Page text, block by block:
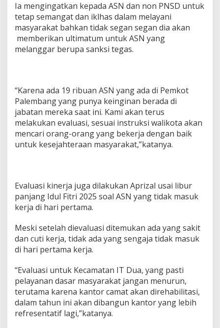
N
U
a
i
L
L
e
b
a
a
n
Ia mengingatkan kepada ASN dan non PNSD untuk
tetap semangat dan iklhas dalam melayani
masyarakat bahkan tidak segan segan dia akan
memberikan ultimatum untuk ASN yang
melanggar berupa sanksi tegas.
“Karena ada 19 ribuan ASN yang ada di Pemkot
Palembang yang punya keinginan berada di
jabatan mereka saat ini. Kami akan terus
melakukan evaluasi, sesuai instruksi walikota akan
mencari orang-orang yang bekerja dengan baik
untuk kesejahteraan masyarakat,”katanya.
Evaluasi kinerja juga dilakukan Aprizal usai libur
panjang Idul Fitri 2025 soal ASN yang tidak masuk
kerja di hari pertama.
Meski setelah dievaluasi ditemukan ada yang sakit
dan cuti kerja, tidak ada yang sengaja tidak masuk
di hari pertama kerja.
“Evaluasi untuk Kecamatan IT Dua, yang pasti
pelayanan dasar masyarakat jangan menurun,
terutama karena kantor camat akan direhabilitasi,
dalam tahun ini akan dibangun kantor yang lebih
refresentatif lagi,”katanya.